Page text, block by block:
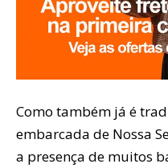
Como também já é
embarcada de Nossa
a presença de muitos